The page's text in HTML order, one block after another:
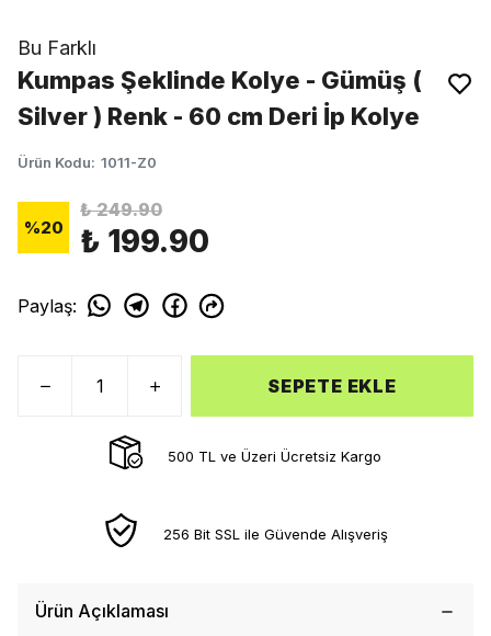
Bu Farklı
Kumpas Şeklinde Kolye - Gümüş (
Silver ) Renk - 60 cm Deri İp Kolye
Ürün Kodu: 1011-Z0
%20
₺ 249.90
₺ 199.90
Paylaş:
SEPETE EKLE
500 TL ve Üzeri Ücretsiz Kargo
256 Bit SSL ile Güvende Alışveriş
Ürün Açıklaması